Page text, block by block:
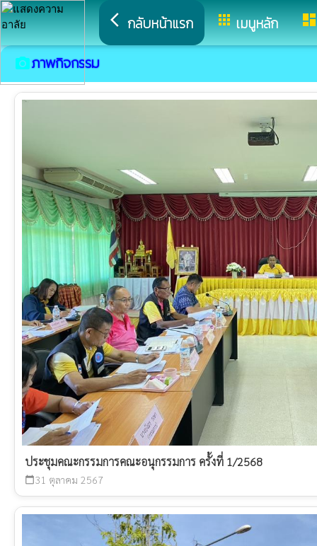
arrow_back_ios กลับหน้าแรก appsเมนูหลัก dashboard
camera_altภาพกิจกรรม
ประชุมคณะกรรมการคณะอนุกรรมการ ครั้งที่ 1/2568
calendar_today 31 ตุลาคม 2567